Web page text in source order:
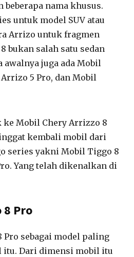
nama khusus.
untuk model SUV atau
Arrizo untuk fragmen
bukan salah satu sedan
awalnya juga ada Mobil
5 Pro, dan Mobil
ke Mobil Chery Arrizzo 8
kembali mobil dari
series yakni Mobil Tiggo 8
Yang telah dikenalkan di
8 Pro
Pro sebagai model paling
itu. Dari dimensi mobil itu